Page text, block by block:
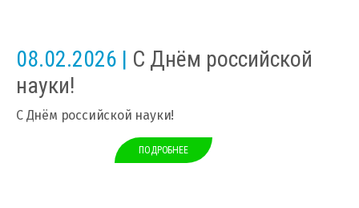
08.02.2026 | С Днём российской
науки!
С Днём российской науки!
ПОДРОБНЕЕ